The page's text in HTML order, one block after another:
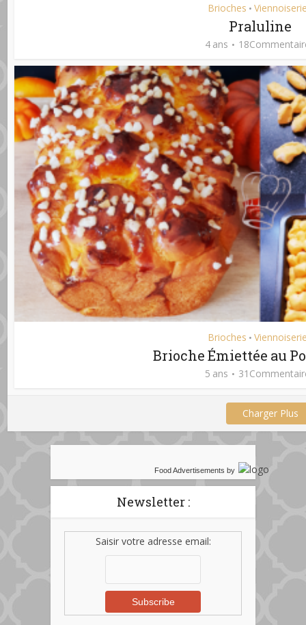
Brioches •
Praluline
4 ans
Brioches •
Brioche Émiettée au
5 ans
Charger Plus
Food Advertisements by
Newsletter :
Saisir votre adresse email: